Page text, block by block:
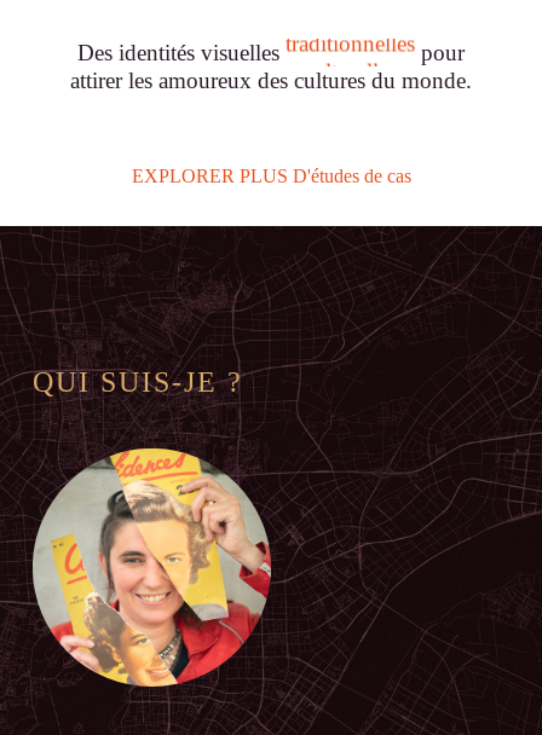
Des identités visuelles traditionnelles
culturelles
pour
attirer les amoureux des cultures du monde.
EXPLORER PLUS D'études de cas
QUI SUIS-JE ?